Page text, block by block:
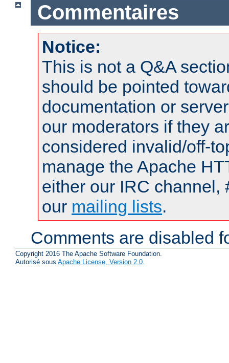
Commentaires
Notice:
This is not a Q&A
should be pointed
documentation or
our moderators if they
considered invalid/off-
manage the Apache
either our IRC channel,
our mailing lists.
Comments are disabled
Copyright 2016 The Apache Software Foundation.
Autorisé sous Apache License, Version 2.0